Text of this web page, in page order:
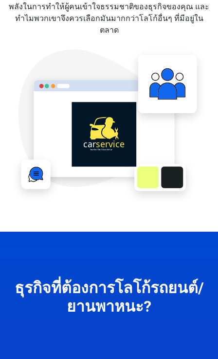
พลังในการทำให้ผู้คนเข้าใจธรรมชาติของธุรกิจของคุณ และ
ทำไมพวกเขาจึงควรเลือกมันมากกว่าโลโก้อื่นๆ ที่มีอยู่ใน
ตลาด
ธุรกิจที่ต้องการโลโก้รถยนต์/
ยานพาหนะ?